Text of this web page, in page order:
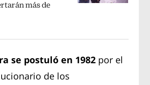
más de
se postuló en 1982 por el
de los